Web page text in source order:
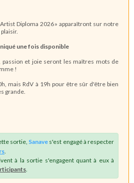
Diploma 2026 » apparaîtront sur notre
une fois disponible
passion et joie seront les maîtres mots de
!
mais RdV à 19h pour être sûr d'être bien
grande.
sortie, Sanave s'est engagé à respecter
à la sortie s'engagent quant à eux à